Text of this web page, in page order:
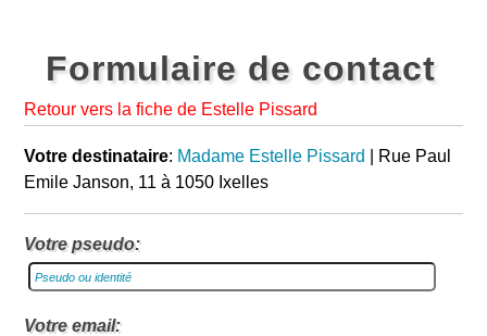
Formulaire de contact
Retour vers la fiche de Estelle Pissard
Votre destinataire: Madame Estelle Pissard
| Rue Paul
Emile Janson, 11 à 1050 Ixelles
Votre pseudo:
Votre email: